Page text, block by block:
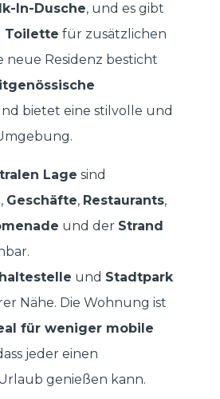
In-Dusche, und es gibt
Toilette für zusätzlichen
neue Residenz besticht
bietet eine stilvolle und
Lage sind
, Geschäfte, Restaurants,
und der Strand
und Stadtpark
Nähe. Die Wohnung ist
für weniger mobile
jeder einen
genießen kann.